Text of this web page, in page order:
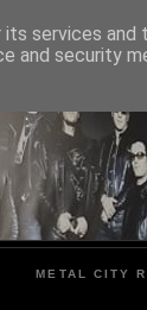
METAL CITY
services and
and security